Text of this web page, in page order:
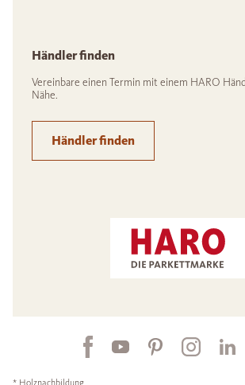
Händler finden
Vereinbare einen Termin mit einem HARO
Nähe.
Händler finden
* Holznachbildung